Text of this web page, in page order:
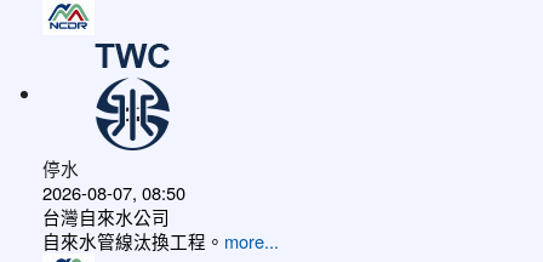
停水
2026-08-07, 08:50
台灣自來水公司
自來水管線汰換工程。 more...